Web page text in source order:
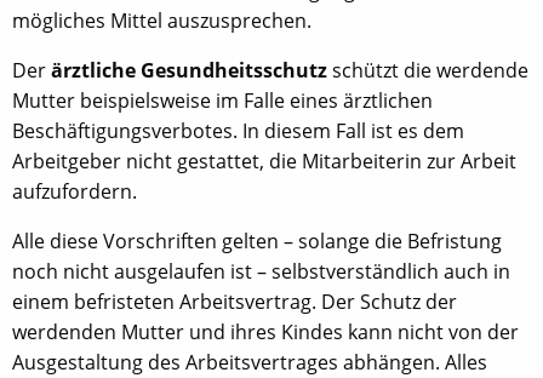
mögliches Mittel auszusprechen.
Derärztliche Gesundheitsschutzschützt die werdende
Mutter beispielsweise im Falle eines ärztlichen
Beschäftigungsverbotes. In diesem Fall ist es dem
Arbeitgeber nicht gestattet, die Mitarbeiterin zur Arbeit
aufzufordern.
Alle diese Vorschriften gelten – solange die Befristung
noch nicht ausgelaufen ist – selbstverständlich auch in
einem befristeten Arbeitsvertrag. Der Schutz der
werdenden Mutter und ihres Kindes kann nicht von der
Ausgestaltung des Arbeitsvertrages abhängen. Alles